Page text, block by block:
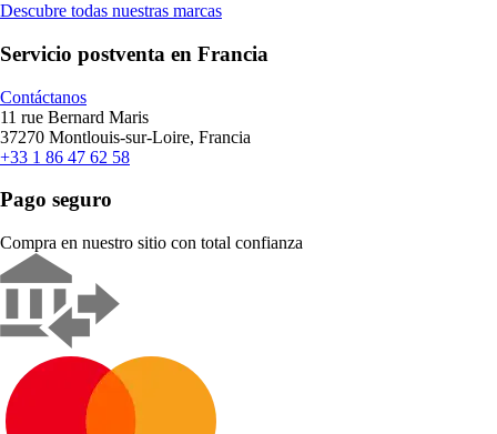
Descubre todas nuestras marcas
Servicio postventa en Francia
Contáctanos
11 rue Bernard Maris
37270 Montlouis-sur-Loire, Francia
+33 1 86 47 62 58
Pago seguro
Compra en nuestro sitio con total confianza